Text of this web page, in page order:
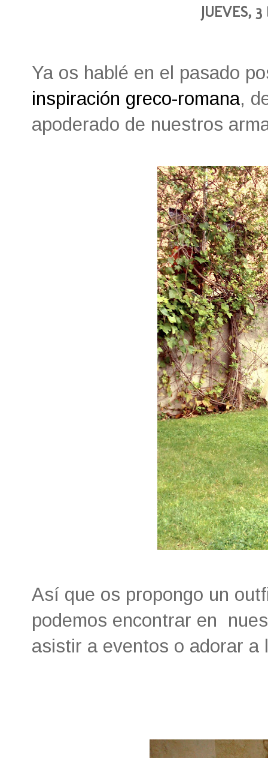
JUEVES,
Ya os hablé en el pasado
inspiración greco-romana,
apoderado de nuestros
Así que os propongo un
podemos encontrar en
asistir a eventos o adorar a